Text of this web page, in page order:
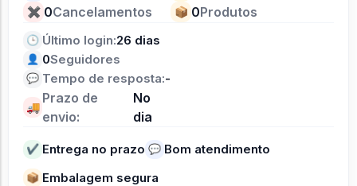
✖ 0Cancelamentos 📦 0Produtos
🕒 Último login:26 dias
👤 0Seguidores
💬 Tempo de resposta:-
🚚
Prazo de
envio:
No
dia
✔ Entrega no prazo 💬 Bom atendimento
📦 Embalagem segura